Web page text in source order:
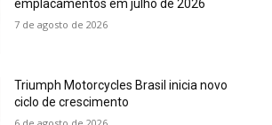
emplacamentos em julho de 2026
7 de agosto de 2026
Triumph Motorcycles Brasil inicia novo
ciclo de crescimento